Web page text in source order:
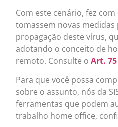
Com este cenário, fez
tomassem novas medidas
propagação deste vírus,
adotando o conceito de
remoto. Consulte oArt. 75
Para que você possa
sobre o assunto, nós da
ferramentas que podem
trabalho home office,